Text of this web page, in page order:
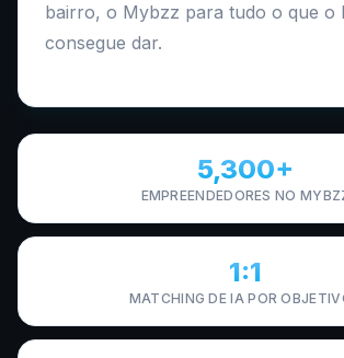
bairro, o Mybzz para tudo o que o
consegue dar.
5,300+
EMPREENDEDORES NO
1:1
MATCHING DE IA POR